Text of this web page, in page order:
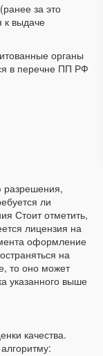
за это
к выдаче
органы
в перечне ПП РФ
разрешения,
ли
Стоит отметить,
лицензия на
оформление
на
то оно может
указанного выше
качества.